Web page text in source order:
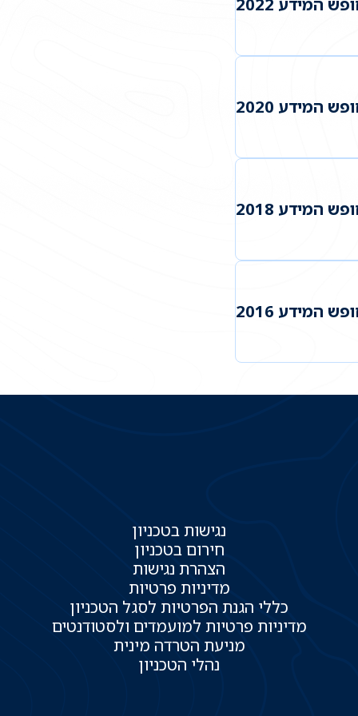
המידע 2022
המידע 2020
המידע 2018
המידע 2016
נגישות בטכניון
חירום בטכניון
הצהרת נגישות
מדיניות פרטיות
כללי הגנת הפרטיות לסגל הטכניון
מדיניות פרטיות למועמדים ולסטודנטים
מניעת הטרדה מינית
נהלי הטכניון